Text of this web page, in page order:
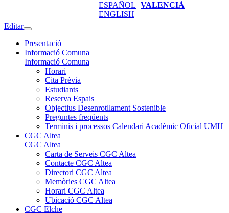
ESPAÑOL VALENCIÀ
ENGLISH
Editar
Presentació
Informació Comuna
Informació Comuna
Horari
Cita Prèvia
Estudiants
Reserva Espais
Objectius Desenrotllament Sostenible
Preguntes freqüents
Terminis i processos Calendari Acadèmic Oficial UMH
CGC Altea
CGC Altea
Carta de Serveis CGC Altea
Contacte CGC Altea
Directori CGC Altea
Memòries CGC Altea
Horari CGC Altea
Ubicació CGC Altea
CGC Elche